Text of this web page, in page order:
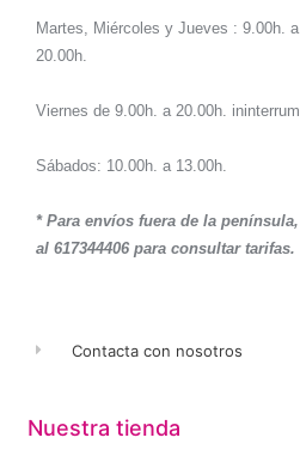
Martes, Miércoles y Jueves : 9.00h.
20.00h.
Viernes de 9.00h. a 20.00h.
Sábados: 10.00h. a 13.00h.
* Para envíos fuera de la
al 617344406 para consultar tarifas.
Contacta con nosotros
Nuestra tienda